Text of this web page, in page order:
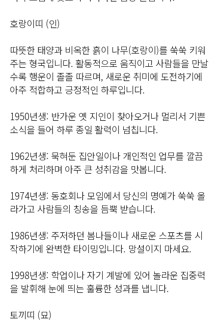
호랑이띠 (인)
따뜻한 태양과 비옥한 흙이 나무(호랑이)를 쑥쑥 키워
주는 형국입니다. 활동적으로 움직이고 사람들을 만날
수록 행운이 졸졸 따르며, 새로운 취미에 도전하기에
아주 적합하고 긍정적인 하루입니다.
1950년생: 반가운 옛 지인이 찾아오거나 멀리서 기쁜
소식을 들어 하루 종일 활력이 넘칩니다.
1962년생: 묵혀둔 집안일이나 개인적인 업무를 깔끔
하게 처리하며 아주 큰 성취감을 맛봅니다.
1974년생: 동호회나 모임에서 당신의 명예가 쑥쑥 올
라가고 사람들의 칭송을 듬뿍 받습니다.
1986년생: 주저하던 봄나들이나 새로운 스포츠를 시
작하기에 완벽한 타이밍입니다. 망설이지 마세요.
1998년생: 학업이나 자기 계발에 있어 놀라운 집중력
을 발휘해 눈에 띄는 훌륭한 성과를 냅니다.
토끼띠 (묘)